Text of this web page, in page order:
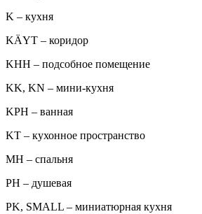
K – кухня
KÄYT – коридор
KHH – подсобное помещение
KK, KN – мини-кухня
KPH – ванная
KT – кухонное пространство
MH – спальня
PH – душевая
PK, SMALL – миниатюрная кухня